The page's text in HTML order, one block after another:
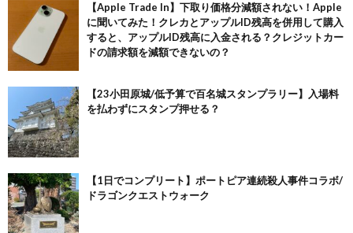
【Apple Trade In】下取り価格分減額されない！Apple
に聞いてみた！クレカとアップルID残高を併用して購入
すると、アップルID残高に入金される？クレジットカー
ドの請求額を減額できないの？
【23小田原城/低予算で百名城スタンプラリー】入場料
を払わずにスタンプ押せる？
【1日でコンプリート】ポートピア連続殺人事件コラボ/
ドラゴンクエストウォーク